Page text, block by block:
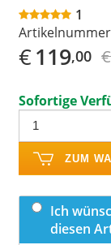
1
€119,00
Sofortige
ZUM
Ich
diesen